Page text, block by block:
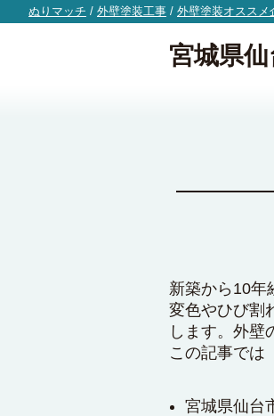
ぬりマッチ / 外壁塗装工事 / 外壁塗装オススメ
宮城県
新築から10年
変色やひび割
します。外壁
この記事では
宮城県仙台